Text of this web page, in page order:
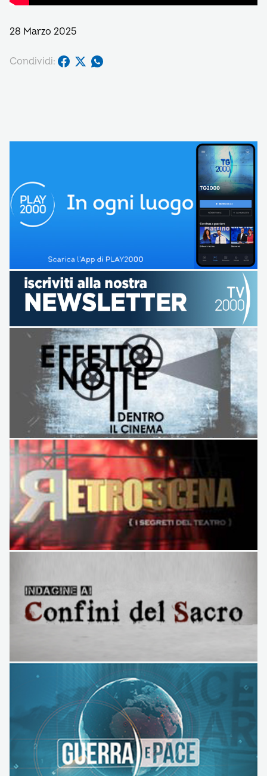
28 Marzo 2025
Condividi: